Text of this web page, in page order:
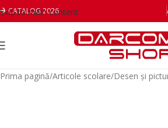
Skip to main content
CATALOG 2026
Prima pagină/Articole scolare/Desen și